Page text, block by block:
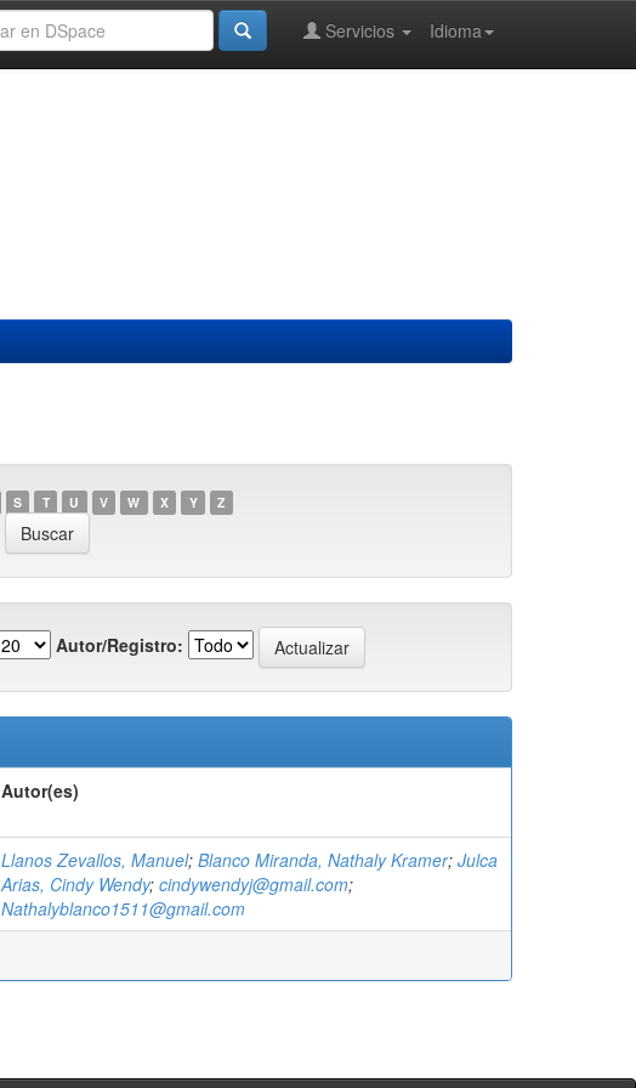
Idioma
Servicios
S T U V W X Y Z
Autor/Registro:
Autor(es)
Llanos Zevallos, Manuel; Blanco Miranda, Nathaly Kramer; Julca
Arias, Cindy Wendy; cindywendyj@gmail.com;
Nathalyblanco1511@gmail.com